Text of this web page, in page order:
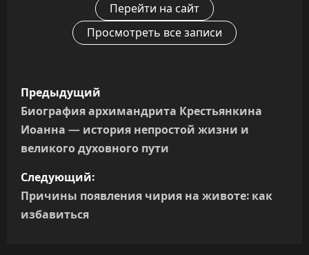
Перейти на сайт
Просмотреть все записи
Н
а
в
и
г
Предыдущий
Биография архимандрита Крестьянкина
Иоанна — история непростой жизни и
великого духовного пути
Следующий:
Причины появления чирия на животе: как
избавиться